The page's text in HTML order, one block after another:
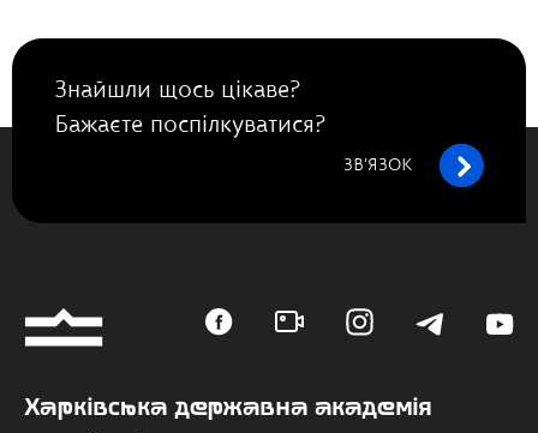
Знайшли щось цікаве?
Бажаєте поспілкуватися?
ЗВ’ЯЗОК
Харківська державна академія